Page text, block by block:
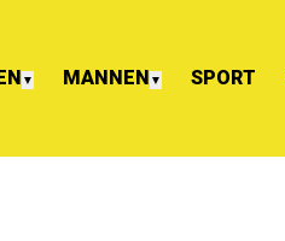
▼ MANNEN ▼ SPORT